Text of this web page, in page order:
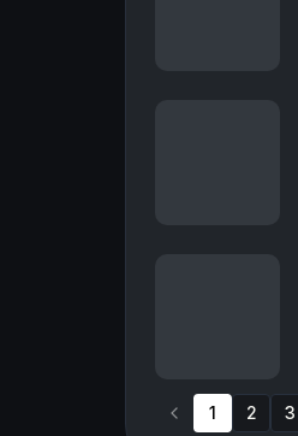
1 2 3